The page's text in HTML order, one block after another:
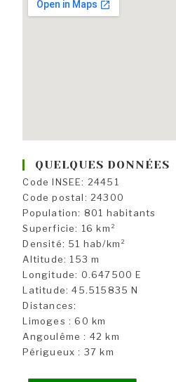
QUELQUES DONNÉES
Code INSEE: 24451
Code postal: 24300
Population: 801 habitants
Superficie: 16 km²
Densité: 51 hab/km²
Altitude: 153 m
Longitude: 0.647500 E
Latitude: 45.515835 N
Distances:
Limoges : 60 km
Angoulême : 42 km
Périgueux : 37 km